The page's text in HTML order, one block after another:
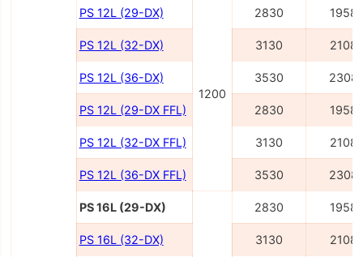
PS 12L (29-DX)
1200
2830 1958
PS 12L (32-DX) 3130 2108
PS 12L (36-DX) 3530 2308
PS 12L (29-DX FFL) 2830 1958
PS 12L (32-DX FFL) 3130 2108
PS 12L (36-DX FFL) 3530 2308
PS 16L (29-DX) 2830 1958
PS 16L (32-DX) 3130 2108